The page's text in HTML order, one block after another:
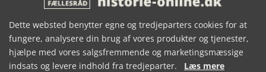
Forrige artikel
Dette websted benytter egne og tredjeparters cookies for at
fungere, analysere din brug af vores produkter og tjenester,
hjælpe med vores salgsfremmende og marketingsmæssige
indsats og levere indhold fra tredjeparter. Læs mere